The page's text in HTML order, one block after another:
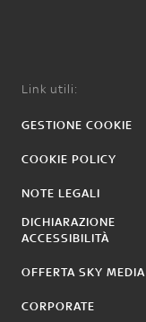
Link utili:
GESTIONE COOKIE
COOKIE POLICY
NOTE LEGALI
DICHIARAZIONE
ACCESSIBILITÀ
OFFERTA SKY MEDIA
CORPORATE